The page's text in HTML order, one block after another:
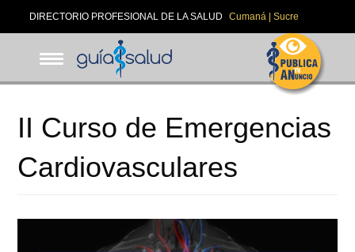
DIRECTORIO PROFESIONAL DE LA SALUD Cumaná | Sucre
II Curso de Emergencias
Cardiovasculares